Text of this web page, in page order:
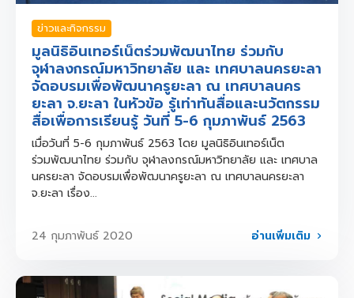
ข่าวและกิจกรรม
มูลนิธิอินเทอร์เน็ตร่วมพัฒนาไทย ร่วมกับ
จุฬาลงกรณ์มหาวิทยาลัย และ เทศบาลนครยะลา
จัดอบรมเพื่อพัฒนาครูยะลา ณ เทศบาลนคร
ยะลา จ.ยะลา ในหัวข้อ รู้เท่าทันสื่อและนวัตกรรม
สื่อเพื่อการเรียนรู้ วันที่ 5-6 กุมภาพันธ์ 2563
เมื่อวันที่ 5-6 กุมภาพันธ์ 2563 โดย มูลนิธิอินเทอร์เน็ต
ร่วมพัฒนาไทย ร่วมกับ จุฬาลงกรณ์มหาวิทยาลัย และ เทศบาล
นครยะลา จัดอบรมเพื่อพัฒนาครูยะลา ณ เทศบาลนครยะลา
จ.ยะลา เรื่อง...
24 กุมภาพันธ์ 2020 อ่านเพิ่มเติม